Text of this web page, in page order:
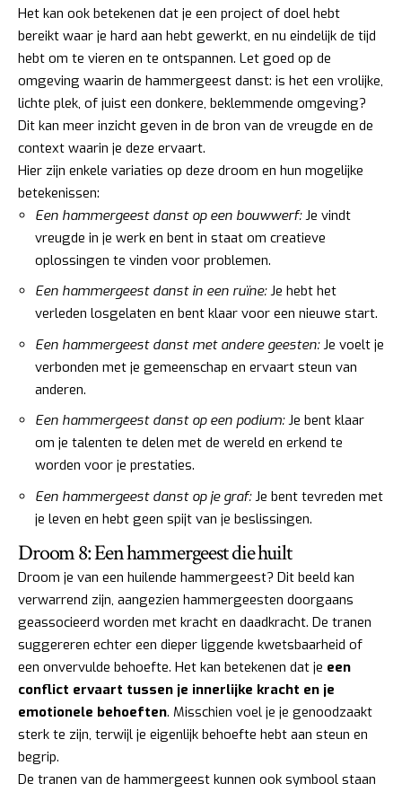
Het kan ook betekenen dat je een project of doel hebt
bereikt waar je hard aan hebt gewerkt, en nu eindelijk de tijd
hebt om te vieren en te ontspannen. Let goed op de
omgeving waarin de hammergeest danst: is het een vrolijke,
lichte plek, of juist een donkere, beklemmende omgeving?
Dit kan meer inzicht geven in de bron van de vreugde en de
context waarin je deze ervaart.
Hier zijn enkele variaties op deze droom en hun mogelijke
betekenissen:
Een hammergeest danst op een bouwwerf:Je vindt
vreugde in je werk en bent in staat om creatieve
oplossingen te vinden voor problemen.
Een hammergeest danst in een ruïne:Je hebt het
verleden losgelaten en bent klaar voor een nieuwe start.
Een hammergeest danst met andere geesten:Je voelt je
verbonden met je gemeenschap en ervaart steun van
anderen.
Een hammergeest danst op een podium:Je bent klaar
om je talenten te delen met de wereld en erkend te
worden voor je prestaties.
Een hammergeest danst op je graf:Je bent tevreden met
je leven en hebt geen spijt van je beslissingen.
Droom 8: Een hammergeest die huilt
Droom je van een huilende hammergeest? Dit beeld kan
verwarrend zijn, aangezien hammergeesten doorgaans
geassocieerd worden met kracht en daadkracht. De tranen
suggereren echter een dieper liggende kwetsbaarheid of
een onvervulde behoefte. Het kan betekenen dat je een
conflict ervaart tussen je innerlijke kracht en je
emotionele behoeften. Misschien voel je je genoodzaakt
sterk te zijn, terwijl je eigenlijk behoefte hebt aan steun en
begrip.
De tranen van de hammergeest kunnen ook symbool staan